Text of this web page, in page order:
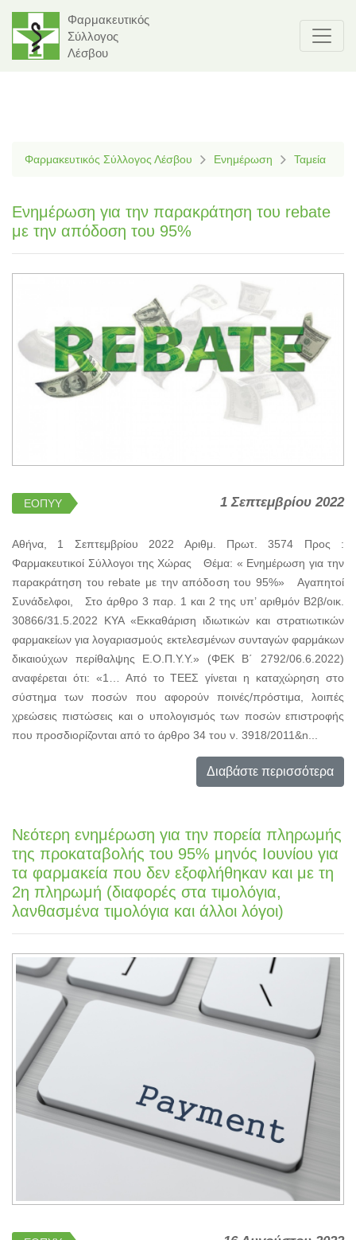
Φαρμακευτικός
Σύλλογος
Λέσβου
Φαρμακευτικός Σύλλογος Λέσβου Ενημέρωση Ταμεία
Ενημέρωση για την παρακράτηση του rebate
με την απόδοση του 95%
ΕΟΠΥΥ 1 Σεπτεμβρίου 2022
Αθήνα, 1 Σεπτεμβρίου 2022 Αριθμ. Πρωτ. 3574 Προς :
Φαρμακευτικοί Σύλλογοι της Χώρας Θέμα: « Ενημέρωση για την
παρακράτηση του rebate με την απόδοση του 95%» Αγαπητοί
Συνάδελφοι, Στο άρθρο 3 παρ. 1 και 2 της υπ’ αριθμόν Β2β/οικ.
30866/31.5.2022 ΚΥΑ «Εκκαθάριση ιδιωτικών και στρατιωτικών
φαρμακείων για λογαριασμούς εκτελεσμένων συνταγών φαρμάκων
δικαιούχων περίθαλψης Ε.Ο.Π.Υ.Υ.» (ΦΕΚ Β΄ 2792/06.6.2022)
αναφέρεται ότι: «1… Από το ΤΕΕΣ γίνεται η καταχώρηση στο
σύστημα των ποσών που αφορούν ποινές/πρόστιμα, λοιπές
χρεώσεις πιστώσεις και ο υπολογισμός των ποσών επιστροφής
που προσδιορίζονται από το άρθρο 34 του ν. 3918/2011&n...
Διαβάστε περισσότερα
Νεότερη ενημέρωση για την πορεία πληρωμής
της προκαταβολής του 95% μηνός Ιουνίου για
τα φαρμακεία που δεν εξοφλήθηκαν και με τη
2η πληρωμή (διαφορές στα τιμολόγια,
λανθασμένα τιμολόγια και άλλοι λόγοι)